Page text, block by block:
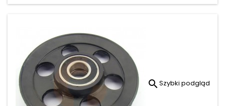
 Szybki podgląd